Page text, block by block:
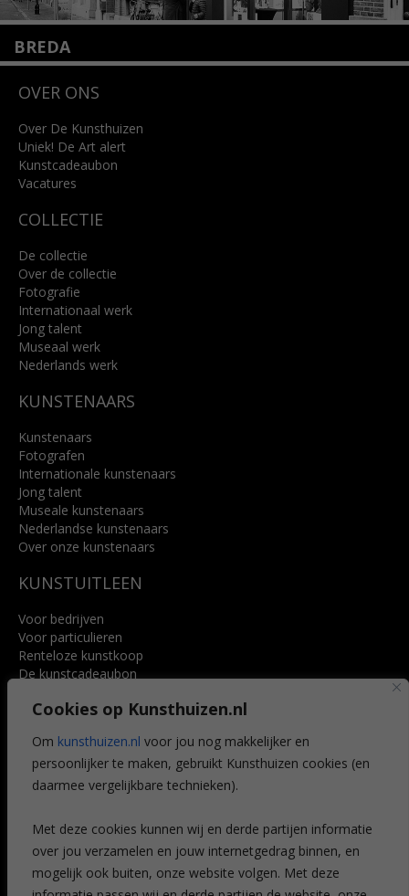
Cookies op Kunsthuizen.nl
Om kunsthuizen.nl voor jou nog makkelijker en
persoonlijker te maken, gebruikt Kunsthuizen cookies (en
daarmee vergelijkbare technieken).
Met deze cookies kunnen wij en derde partijen informatie
over jou verzamelen en jouw internetgedrag binnen, en
mogelijk ook buiten, onze website volgen. Met deze
BREDA
4818 SB Breda
info@kunsthuisbreda.nl
Lees meer
OVER ONS
Over De Kunsthuizen
Uniek! De Art alert
Kunstcadeaubon
Vacatures
COLLECTIE
De collectie
Over de collectie
Fotografie
Internationaal werk
Jong talent
Museaal werk
Nederlands werk
KUNSTENAARS
Kunstenaars
Fotografen
Internationale kunstenaars
Jong talent
Museale kunstenaars
Nederlandse kunstenaars
Over onze kunstenaars
KUNSTUITLEEN
Voor bedrijven
Voor particulieren
Renteloze kunstkoop
De kunstcadeaubon
Voordelen
Veelgestelde vragen
CONTACT
Leiden
Amsterdam
Breda
Favorieten